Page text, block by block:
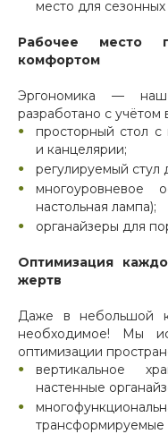
место для
Рабочее место
комфортом
Эргономика — наш
разработано с учётом
просторный стол с
и канцелярии;
регулируемый стул
многоуровневое
настольная лампа);
органайзеры для
Оптимизация
жертв
Даже в небольшой
необходимое! Мы
оптимизации
вертикальное
настенные
трансформируемые